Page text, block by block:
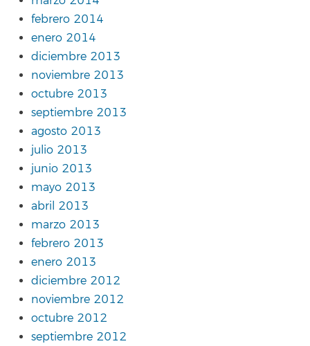
febrero 2014
enero 2014
diciembre 2013
noviembre 2013
octubre 2013
septiembre 2013
agosto 2013
julio 2013
junio 2013
mayo 2013
abril 2013
marzo 2013
febrero 2013
enero 2013
diciembre 2012
noviembre 2012
octubre 2012
septiembre 2012